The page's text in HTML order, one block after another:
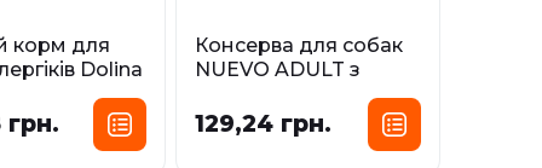
корм для
Dolina
Pure
грн.
Консерва для собак
NUEVO ADULT з
брусницею та
сафлоровою олією
129,24 грн.